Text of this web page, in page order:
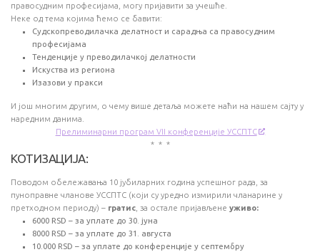
правосудним професијама, могу пријавити за учешће.
Неке од тема којима ћемо се бавити:
Судскопреводилачка делатност и сарадња са правосудним
професијама
Тенденције у преводилачкој делатности
Искуства из региона
Изазови у пракси
И још многим другим, о чему више детаља можете наћи на нашем сајту у
наредним данима.
Прелиминарни програм VII конференције УССПТС
* * *
КОТИЗАЦИЈА:
Поводом обележавања 10 јубиларних година успешног рада, за
пуноправне чланове УССПТС (који су уредно измирили чланарине у
претходном периоду) – гратис , за остале пријављене уживо:
6000 RSD – за уплате до 30. јуна
8000 RSD – за уплате до 31. августа
10.000 RSD – за уплате до конференције у септембру